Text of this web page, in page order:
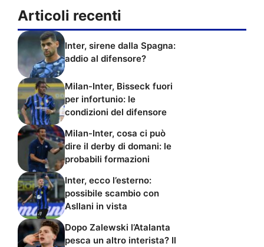
Articoli recenti
Inter, sirene dalla Spagna:
addio al difensore?
Milan-Inter, Bisseck fuori
per infortunio: le
condizioni del difensore
Milan-Inter, cosa ci può
dire il derby di domani: le
probabili formazioni
Inter, ecco l’esterno:
possibile scambio con
Asllani in vista
Dopo Zalewski l’Atalanta
pesca un altro interista? Il